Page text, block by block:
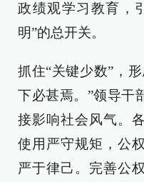
政绩观学习教育，
明”的总开关。
抓住“关键少数”，
下必甚焉。”领导干
接影响社会风气。
使用严守规矩，公
严于律己。完善公